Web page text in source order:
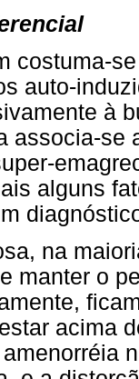
costuma-
auto-
à
associa-se
alguns
na
manter o
acima